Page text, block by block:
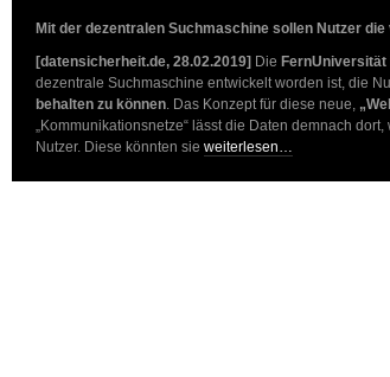
Mit der dezentralen Suchmaschine sollen Nutzer
[datensicherheit.de, 28.02.2019] Die FernUniversität
dezentrale Suchmaschine entwickelt worden ist, die
behalten zu können. Das Konzept für diese neue,
„Kommunikationsnetze“ lässt die Daten demnach
Nutzer. Diese könnten sie weiterlesen…